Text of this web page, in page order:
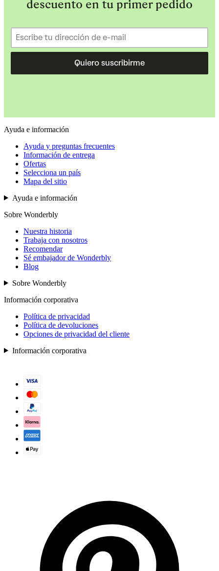
descuento en tu primer pedido
Quiero suscribirme
Ayuda e información
Ayuda y preguntas frecuentes
Información de entrega
Ofertas
Selecciona un país
Mapa del sitio
Ayuda e información
Sobre Wonderbly
Nuestra historia
Trabaja con nosotros
Recomendar
Sé embajador de Wonderbly
Blog
Sobre Wonderbly
Información corporativa
Política de privacidad
Política de devoluciones
Opciones de privacidad del cliente
Información corporativa